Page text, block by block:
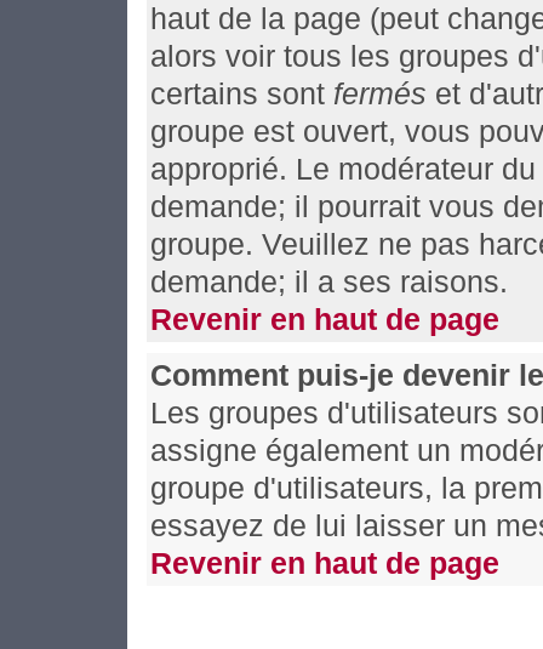
haut de la page (peut
alors voir tous les groupes
certains sont fermés et
groupe est ouvert, vous
approprié. Le modérateur
demande; il pourrait vous
groupe. Veuillez ne pas
demande; il a ses raisons.
Revenir en haut de page
Comment puis-je devenir
Les groupes d'utilisateurs
assigne également un
groupe d'utilisateurs, la
essayez de lui laisser un
Revenir en haut de page